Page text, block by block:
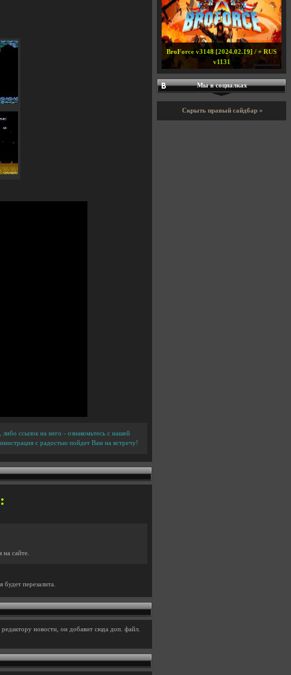
ссылок на него - ознакомьтесь с нашей
с радостью пойдет Вам на встречу!
на сайте.
перезалита.
новости, он добавит сюда доп. файл.
BroForce v3148 [2024.02.19] / + RUS
v1131
Мы в социалках
Скрыть правый сайдбар »